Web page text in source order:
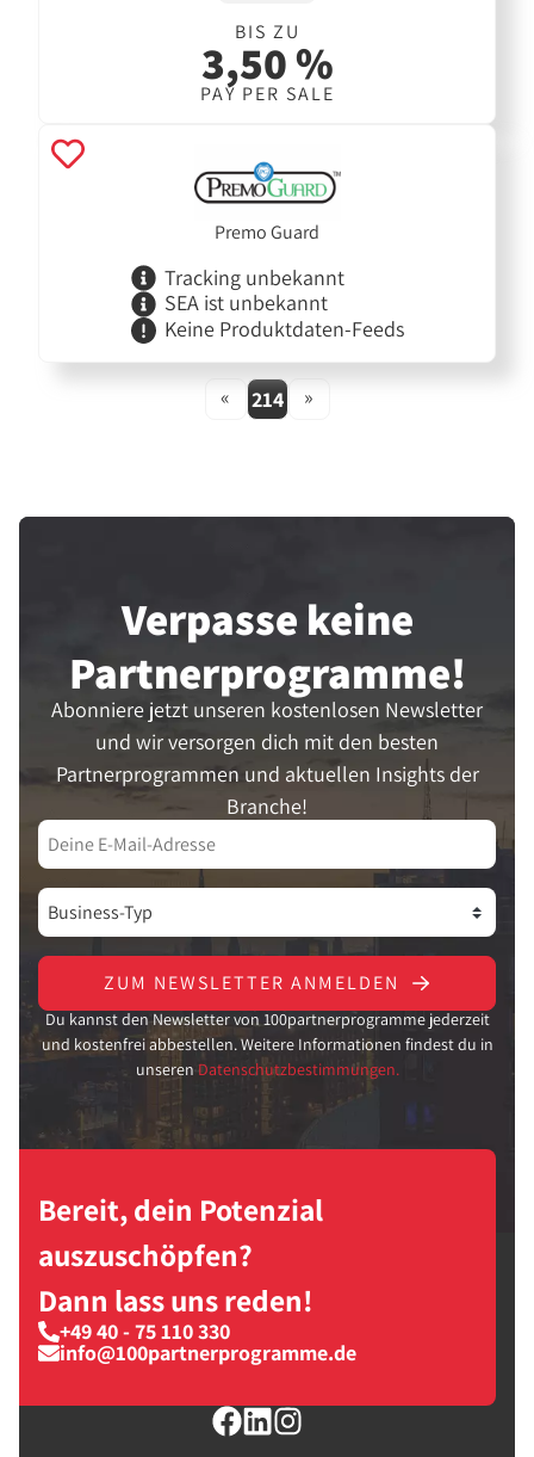
BIS ZU
3,50 %
PAY PER SALE
Premo Guard
Tracking unbekannt
SEA ist unbekannt
Keine Produktdaten-Feeds
« 214 »
Verpasse keine
Partner­programme!
Abonniere jetzt unseren kostenlosen Newsletter
und wir versorgen dich mit den besten
Partnerprogrammen und aktuellen Insights der
Branche!
ZUM NEWSLETTER ANMELDEN
Du kannst den Newsletter von 100partnerprogramme jederzeit
und kostenfrei abbestellen. Weitere Informationen findest du in
unseren Datenschutzbestimmungen.
Bereit, dein Potenzial
auszuschöpfen?
Dann lass uns reden!
+49 40 - 75 110 330
info@100partnerprogramme.de